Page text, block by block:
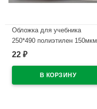
Обложка для учебника
250*490 полиэтилен 150мкм
универсальная М арт У 25
22 ₽